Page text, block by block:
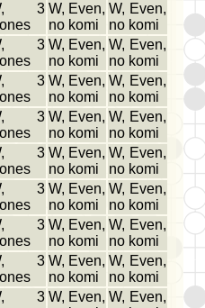
3 W, Even,
no komi
W, Even,
no komi
3 W, Even,
no komi
W, Even,
no komi
3 W, Even,
no komi
W, Even,
no komi
3 W, Even,
no komi
W, Even,
no komi
3 W, Even,
no komi
W, Even,
no komi
3 W, Even,
no komi
W, Even,
no komi
3 W, Even,
no komi
W, Even,
no komi
3 W, Even,
no komi
W, Even,
no komi
3 W, Even, W, Even,